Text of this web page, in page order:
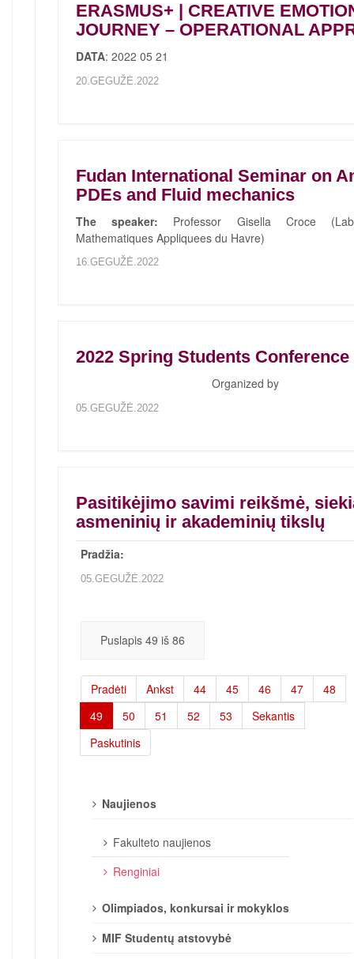
ERASMUS+ | CREATIVE
JOURNEY – OPERATIONAL
DATA: 2022 05 21
20.GEGUŽĖ.2022
Fudan International Seminar on
PDEs and Fluid mechanics
The speaker: Professor Gisella Croce
Mathematiques Appliquees du Havre)
16.GEGUŽĖ.2022
2022 Spring Students Conference
Organized by
05.GEGUŽĖ.2022
Pasitikėjimo savimi reikšmė,
asmeninių ir akademinių tikslų
Pradžia:
05.GEGUŽĖ.2022
Puslapis 49 iš 86
Pradėti Ankst 44 45 46 47
48
49
50 51 52 53
Sekantis
Paskutinis
Naujienos
Fakulteto naujienos
Renginiai
Olimpiados, konkursai ir mokyklos
MIF Studentų atstovybė